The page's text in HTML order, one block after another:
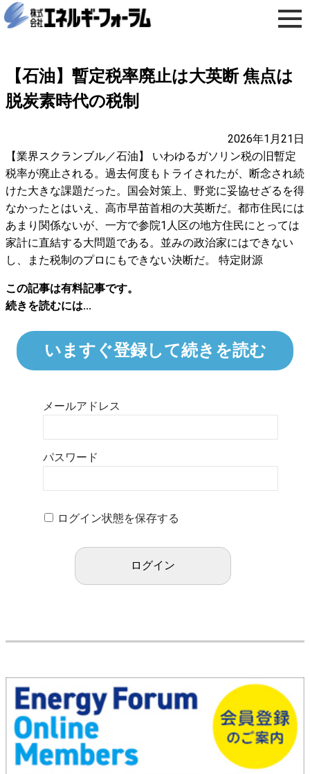
【石油】暫定税率廃止は大英断 焦点は
脱炭素時代の税制
2026年1月21日
【業界スクランブル／石油】 いわゆるガソリン税の旧暫定
税率が廃止される。過去何度もトライされたが、断念され続
けた大きな課題だった。国会対策上、野党に妥協せざるを得
なかったとはいえ、高市早苗首相の大英断だ。都市住民には
あまり関係ないが、一方で参院1人区の地方住民にとっては
家計に直結する大問題である。並みの政治家にはできない
し、また税制のプロにもできない決断だ。 特定財源
この記事は有料記事です。
続きを読むには...
いますぐ登録して続きを読む
メールアドレス
パスワード
ログイン状態を保存する